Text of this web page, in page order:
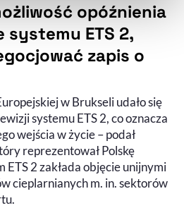
opóźnienia
systemu ETS 2,
zapis o
w Brukseli udało się
systemu ETS 2, co oznacza
wejścia w życie – podał
reprezentował Polskę
ETS 2 zakłada objęcie unijnymi
cieplarnianych m. in. sektorów